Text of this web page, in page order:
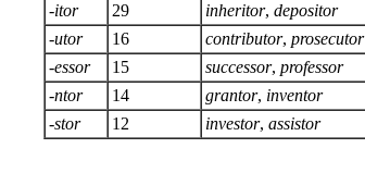
-itor 29 inheritor, depositor
-utor 16 contributor, prosecutor
-essor 15 successor, professor
-ntor 14 grantor, inventor
-stor 12 investor, assistor